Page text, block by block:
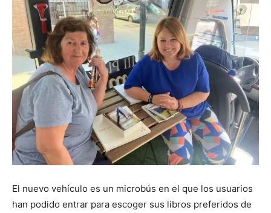
El nuevo vehículo es un microbús en el que los usuarios
han podido entrar para escoger sus libros preferidos de